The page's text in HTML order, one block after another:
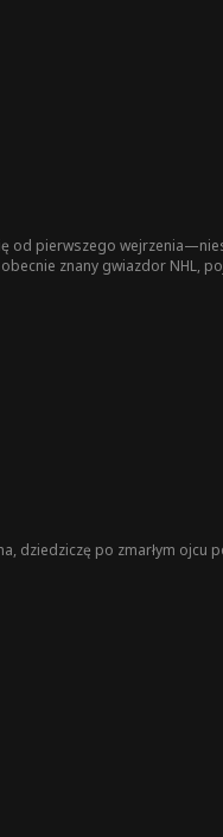
od pierwszego
znany gwiazdor NHL,
dziedziczę po zmarłym ojcu